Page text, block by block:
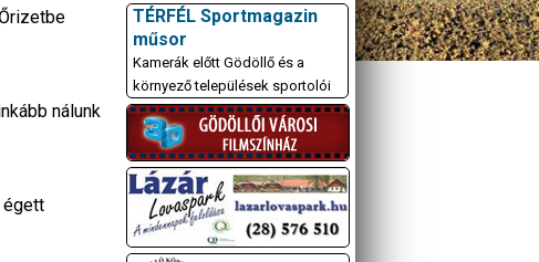
nálunk
égett
TÉRFÉL Sportmagazin
műsor
Kamerák előtt Gödöllő és a
környező települések sportolói